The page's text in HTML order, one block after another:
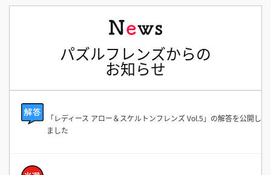
パズルフレンズからの
お知らせ
「レディース アロー＆スケルトンフレンズ Vol.5」の解答を公開し
ました